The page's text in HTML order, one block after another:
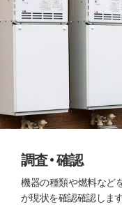
調査・確認
機器の種類や燃料など
が現状を確認確認します